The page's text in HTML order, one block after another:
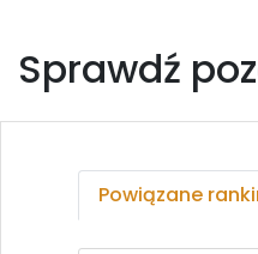
Sprawdź
Powiązane